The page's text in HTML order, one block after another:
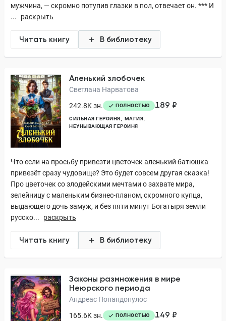
мужчина, — скромно потупив глазки в пол, отвечает он. *** И
...
раскрыть
Читать книгу В библиотеку
Аленький злобочек
Светлана Нарватова
242.8K зн.
ПОЛНОСТЬЮ 189 ₽
СИЛЬНАЯ ГЕРОИНЯ
МАГИЯ
НЕУНЫВАЮЩАЯ ГЕРОИНЯ
Что если на просьбу привезти цветочек аленький батюшка
привезёт сразу чудовище? Это будет совсем другая сказка!
Про цветочек со злодейскими мечтами о захвате мира,
зелейницу с маленьким бизнес-планом, скромного купца,
выдающего дочь замуж, и без пяти минут Богатыря земли
русско...
раскрыть
Читать книгу В библиотеку
Законы размножения в мире
Неюрского периода
Андреас Попандопулос
165.6K зн.
ПОЛНОСТЬЮ 149 ₽